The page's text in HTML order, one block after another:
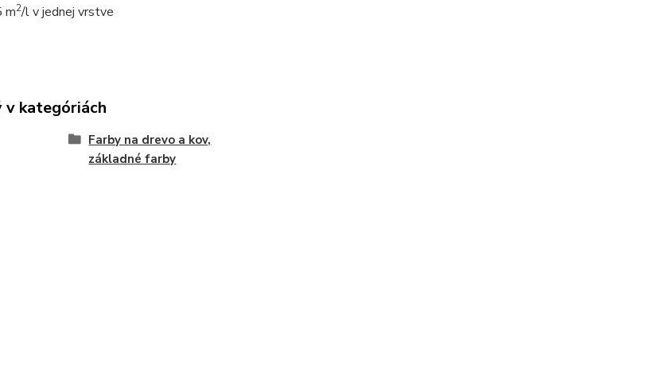
m2/l v jednej vrstve
v kategóriách
Farby na drevo a kov,
základné farby